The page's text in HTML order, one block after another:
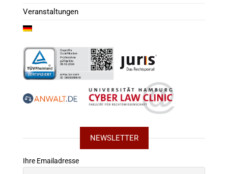
Veranstaltungen
NEWSLETTER
Ihre Emailadresse